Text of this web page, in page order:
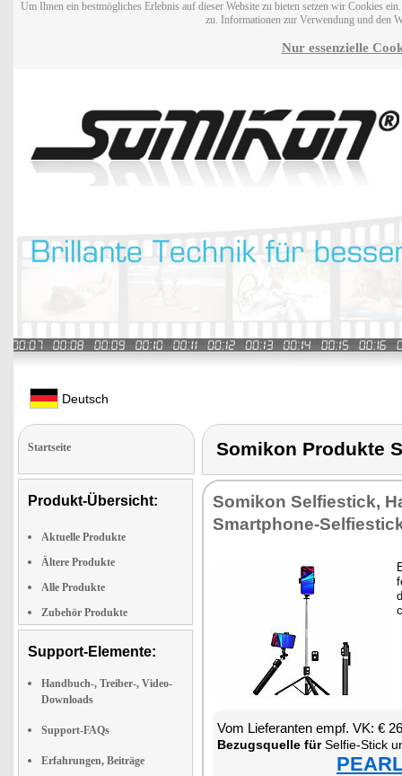
Um Ihnen ein bestmögliches Erlebnis auf dieser Website zu bieten setzen wir Cookies
zu. Informationen zur Verwendung und den
Nur essenzielle
Deutsch
Startseite
Produkt-Übersicht:
Aktuelle Produkte
Ältere Produkte
Alle Produkte
Zubehör Produkte
Support-Elemente:
Handbuch-, Treiber-, Video-
Downloads
Support-FAQs
Erfahrungen, Beiträge
Somikon Produkte
So­mi­kon Sel­fiestick,
Smart­pho­ne-
Vom Lie­fe­ran­ten empf. VK: €
Be­zugs­quel­le fürSel­fie-Stick und